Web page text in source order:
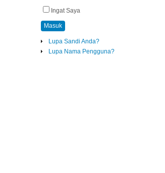
Ingat Saya
Masuk
Lupa Sandi Anda?
Lupa Nama Pengguna?